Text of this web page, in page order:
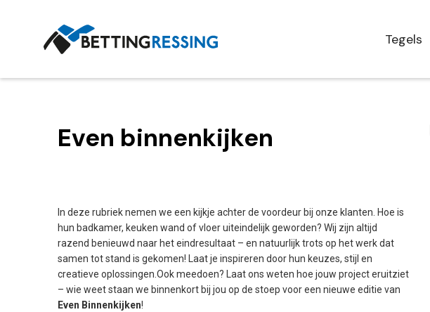
Tegels
Even binnenkijken
In deze rubriek nemen we een kijkje achter de voordeur bij onze klanten. Hoe is
hun badkamer, keuken wand of vloer uiteindelijk geworden? Wij zijn altijd
razend benieuwd naar het eindresultaat – en natuurlijk trots op het werk dat
samen tot stand is gekomen! Laat je inspireren door hun keuzes, stijl en
creatieve oplossingen.Ook meedoen? Laat ons weten hoe jouw project eruitziet
– wie weet staan we binnenkort bij jou op de stoep voor een nieuwe editie van
Even Binnenkijken!